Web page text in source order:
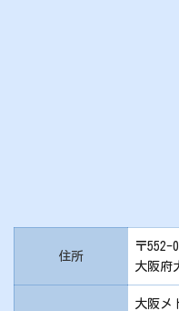
住所
〒552-
大阪府
大阪メ